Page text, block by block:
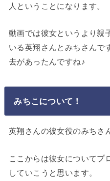
人ということになります。
動画では彼女というより親
いる英翔さんとみちさんで
去があったんですね♪
みちこについて！
英翔さんの彼女役のみちさ
ここからは彼女についてプ
していこうと思います。